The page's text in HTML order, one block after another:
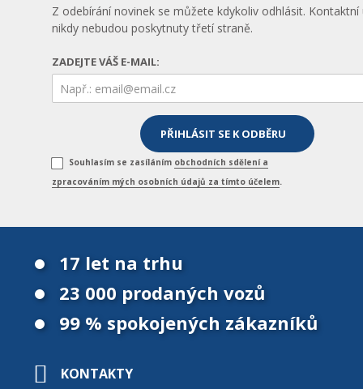
Z odebírání novinek se můžete kdykoliv odhlásit. Kontaktní
nikdy nebudou poskytnuty třetí straně.
ZADEJTE VÁŠ E-MAIL:
Souhlasím se zasíláním obchodních sdělení a
zpracováním mých osobních údajů za tímto účelem.
17 let na trhu
23 000 prodaných vozů
99 % spokojených zákazníků
KONTAKTY